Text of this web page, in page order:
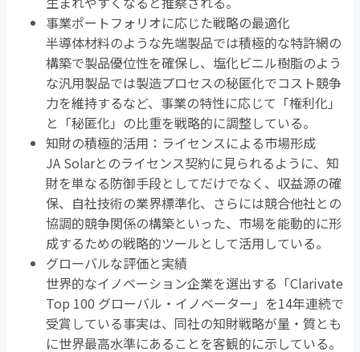
事業ポートフォリオに応じた戦略の最適化
半導体材料のような先端製品では積極的な特許網の
構築で製品優位性を確保し、塩化ビニル樹脂のよう
な汎用製品では製造プロセスの秘匿化でコスト競争
力を維持するなど、事業の特性に応じて「権利化」
と「秘匿化」の比重を戦略的に調整している。
知財の積極的活用：ライセンスによる市場形成
JA Solarとのライセンス契約に見られるように、知
財を単なる防御手段としてだけでなく、収益源の確
保、自社技術の業界標準化、さらには競合他社との
協調的競争関係の構築といった、市場を能動的に形
成するための戦略的ツールとして活用している。
グローバルな評価と実績
世界的なイノベーション企業を選出する「Clarivate
Top 100 グローバル・イノベーター」を14年連続で
受賞している事実は、同社の知財戦略が量・質とも
に世界最高水準にあることを客観的に示している。